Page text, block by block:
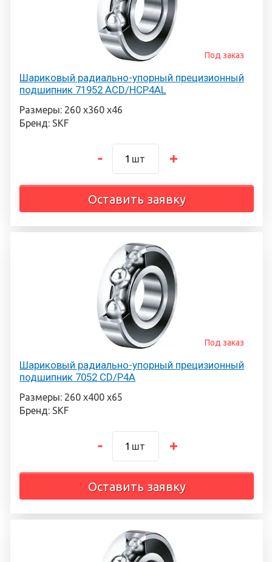
Шариковый радиально-упорный прецизионный
подшипник 71952 ACD/HCP4AL
Под заказ
Размеры: 260 х360 х46
Бренд: SKF
шт
Оставить заявку
Шариковый радиально-упорный прецизионный
подшипник 7052 CD/P4A
Под заказ
Размеры: 260 х400 х65
Бренд: SKF
шт
Оставить заявку